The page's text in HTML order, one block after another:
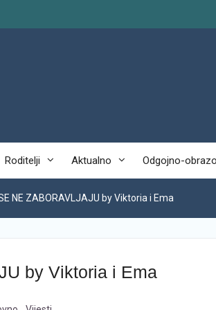
Roditelji Aktualno Odgojno-
NE ZABORAVLJAJU by Viktoria i Ema
by Viktoria i Ema